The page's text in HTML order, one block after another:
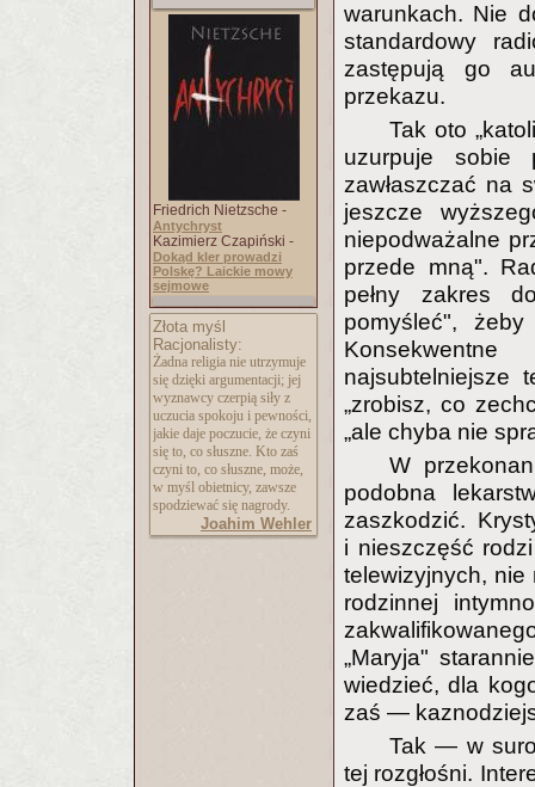
Friedrich Nietzsche -
Antychryst
Kazimierz Czapiński -
Dokąd kler prowadzi
Polskę? Laickie mowy
sejmowe
Złota myśl
Racjonalisty:
Żadna religia nie utrzymuje
się dzięki argumentacji; jej
wyznawcy czerpią siły z
uczucia spokoju i pewności,
jakie daje poczucie, że czyni
się to, co słuszne. Kto zaś
czyni to, co słuszne, może,
w myśl obietnicy, zawsze
spodziewać się nagrody.
Joahim Wehler
warunkach. Nie
standardowy
zastępują go
przekazu.
Tak oto
uzurpuje sobie
zawłaszczać na
jeszcze
niepodważalne
przede mną".
pełny zakres
pomyśleć",
najsubtelniejsze
„zrobisz, co
„ale chyba nie
W
podobna
zaszkodzić.
i nieszczęść
telewizyjnych, nie
rodzinnej
„Maryja"
wiedzieć, dla
zaś —
Tak — w
tej rozgłośni.